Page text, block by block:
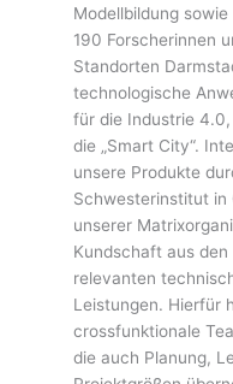
Modellbildung
190 Forscherinnen
Standorten
technologische
für die Industrie
die „Smart City“.
unsere Produkte
Schwesterinstitut in
unserer
Kundschaft aus
relevanten
Leistungen. Hierfür
crossfunktionale
die auch Planung,